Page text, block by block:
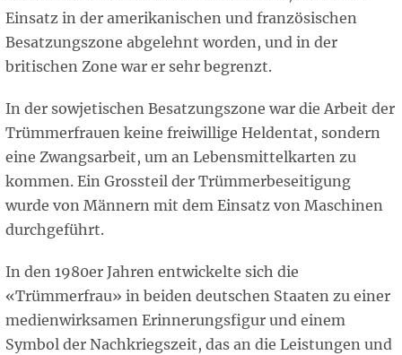
Einsatz in der amerikanischen und französischen
Besatzungszone abgelehnt worden, und in der
britischen Zone war er sehr begrenzt.
In der sowjetischen Besatzungszone war die Arbeit der
Trümmerfrauen keine freiwillige Heldentat, sondern
eine Zwangsarbeit, um an Lebensmittelkarten zu
kommen. Ein Grossteil der Trümmerbeseitigung
wurde von Männern mit dem Einsatz von Maschinen
durchgeführt.
In den 1980er Jahren entwickelte sich die
«Trümmerfrau» in beiden deutschen Staaten zu einer
medienwirksamen Erinnerungsfigur und einem
Symbol der Nachkriegszeit, das an die Leistungen und